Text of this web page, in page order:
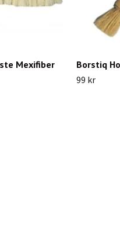
Mexifiber
Borstiq
99 kr